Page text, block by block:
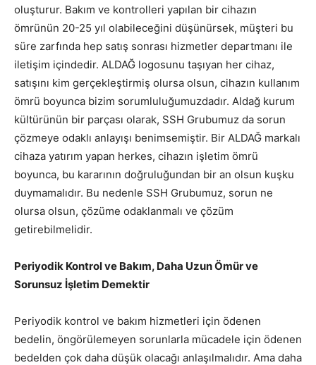
oluşturur. Bakım ve kontrolleri yapılan bir cihazın
ömrünün 20-25 yıl olabileceğini düşünürsek, müşteri bu
süre zarfında hep satış sonrası hizmetler departmanı ile
iletişim içindedir. ALDAĞ logosunu taşıyan her cihaz,
satışını kim gerçekleştirmiş olursa olsun, cihazın kullanım
ömrü boyunca bizim sorumluluğumuzdadır. Aldağ kurum
kültürünün bir parçası olarak, SSH Grubumuz da sorun
çözmeye odaklı anlayışı benimsemiştir. Bir ALDAĞ markalı
cihaza yatırım yapan herkes, cihazın işletim ömrü
boyunca, bu kararının doğruluğundan bir an olsun kuşku
duymamalıdır. Bu nedenle SSH Grubumuz, sorun ne
olursa olsun, çözüme odaklanmalı ve çözüm
getirebilmelidir.
Periyodik Kontrol ve Bakım, Daha Uzun Ömür ve
Sorunsuz İşletim Demektir
Periyodik kontrol ve bakım hizmetleri için ödenen
bedelin, öngörülemeyen sorunlarla mücadele için ödenen
bedelden çok daha düşük olacağı anlaşılmalıdır. Ama daha